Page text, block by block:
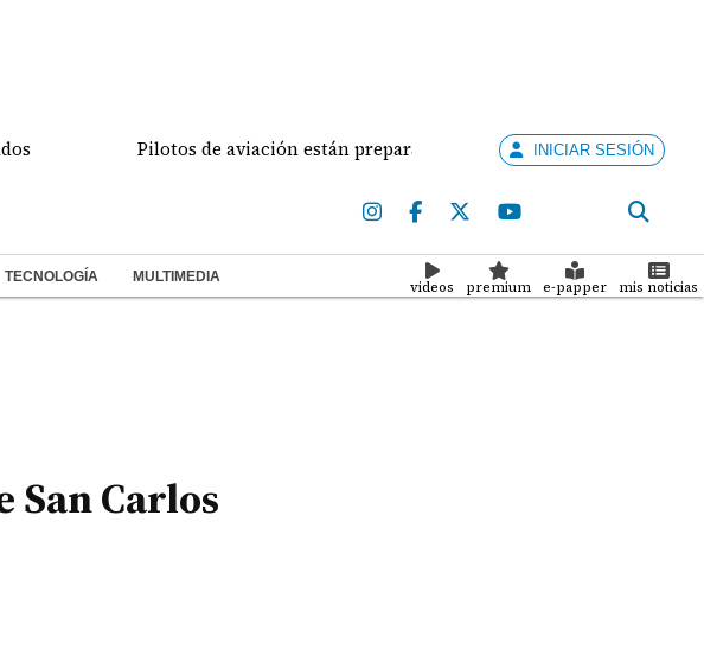
Pilotos de aviación están preparados para ejercer la docenciaINICIAR SESIÓN
TECNOLOGÍA MULTIMEDIA
videos premium e-papper mis noticias
Carlos